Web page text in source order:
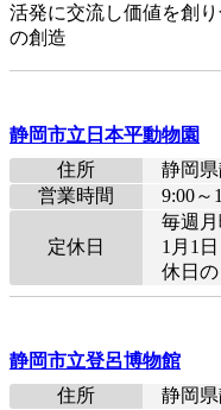
活発に交流し価値を創
の創造
静岡市立日本平動物園
住所
静岡
営業時間
9:00～
定休日
毎週
1月1
休日
静岡市立登呂博物館
住所
静岡